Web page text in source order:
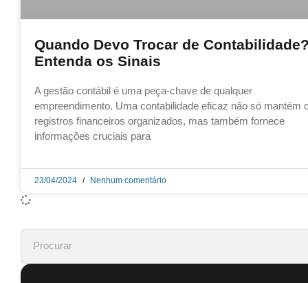
Quando Devo Trocar de
Entenda os Sinais
A gestão contábil é uma peça-chave de qualquer
empreendimento. Uma contabilidade eficaz não só mantém
registros financeiros organizados, mas também fornece
informações cruciais para
23/04/2024 Nenhum comentário